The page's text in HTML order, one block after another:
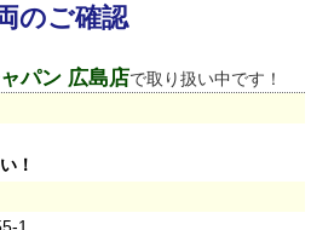
のご確認
パン 広島店で取り扱い中です！
！